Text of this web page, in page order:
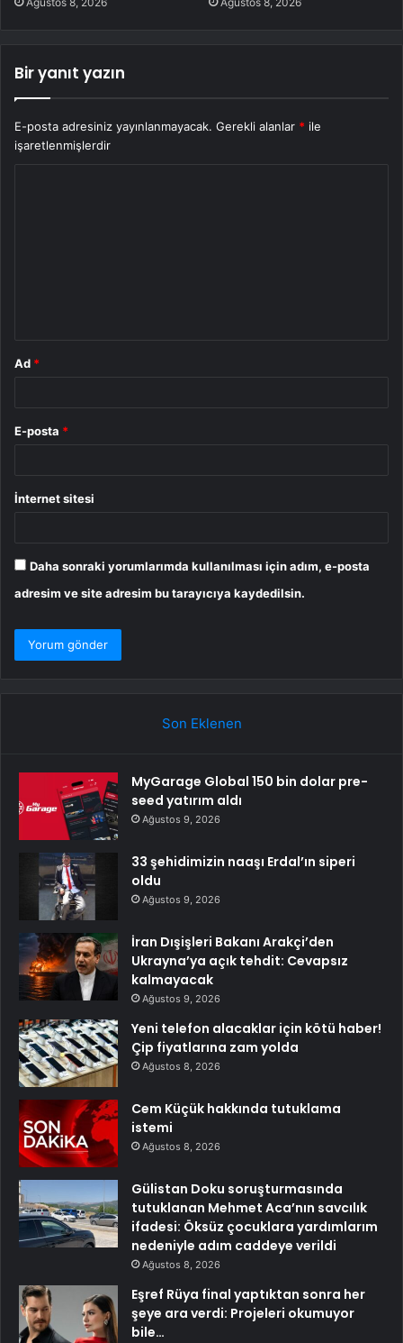
Bir yanıt yazın
E-posta adresiniz yayınlanmayacak. Gerekli alanlar * ile
işaretlenmişlerdir
Ad *
E-posta *
İnternet sitesi
Daha sonraki yorumlarımda kullanılması için adım, e-posta
adresim ve site adresim bu tarayıcıya kaydedilsin.
Son Eklenen
MyGarage Global 150 bin dolar pre-
seed yatırım aldı
Ağustos 9, 2026
33 şehidimizin naaşı Erdal’ın siperi
oldu
Ağustos 9, 2026
İran Dışişleri Bakanı Arakçi’den
Ukrayna’ya açık tehdit: Cevapsız
kalmayacak
Ağustos 9, 2026
Yeni telefon alacaklar için kötü haber!
Çip fiyatlarına zam yolda
Ağustos 8, 2026
Cem Küçük hakkında tutuklama
istemi
Ağustos 8, 2026
Gülistan Doku soruşturmasında
tutuklanan Mehmet Aca’nın savcılık
ifadesi: Öksüz çocuklara yardımlarım
nedeniyle adım caddeye verildi
Ağustos 8, 2026
Eşref Rüya final yaptıktan sonra her
şeye ara verdi: Projeleri okumuyor
bile…